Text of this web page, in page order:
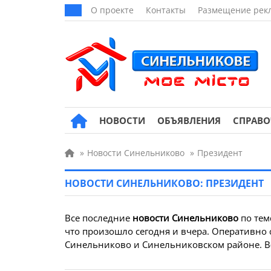
О проекте Контакты Размещение
НОВОСТИ ОБЪЯВЛЕНИЯ
» Новости Синельниково » Президент
НОВОСТИ СИНЕЛЬНИКОВО: ПРЕЗИДЕНТ
Все последние новости Синельниково по
что произошло сегодня и вчера.
Синельниково и Синельниковском районе.